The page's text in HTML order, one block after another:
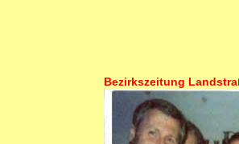
Bezirkszeitung